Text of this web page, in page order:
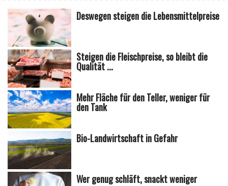
Deswegen steigen die Lebensmittelpreise
Steigen die Fleischpreise, so bleibt die
Qualität ...
Mehr Fläche für den Teller, weniger für
den Tank
Bio-Landwirtschaft in Gefahr
Wer genug schläft, snackt weniger